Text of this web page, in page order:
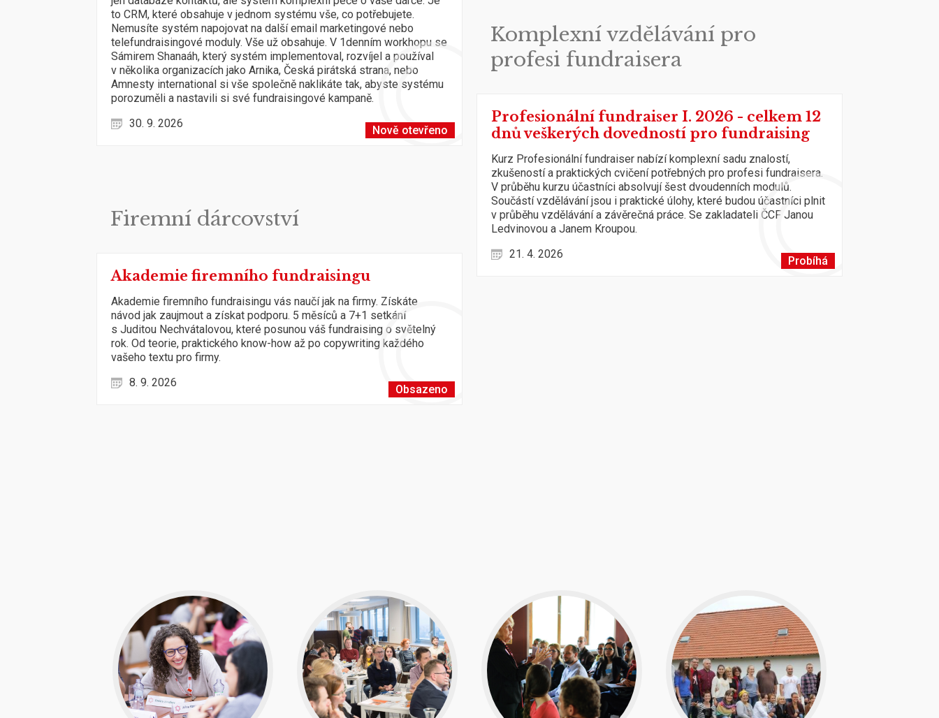
to CRM, které obsahuje v jednom systému vše, co potřebujete.
Nemusíte systém napojovat na další email marketingové nebo
telefundraisingové moduly. Vše už obsahuje. V 1denním workhopu se
Sámirem Shanaáh, který systém implementoval, rozvíjel a používal
v několika organizacích jako Arnika, Česká pirátská strana, nebo
Amnesty international si vše společně naklikáte tak, abyste systému
porozuměli a nastavili si své fundraisingové kampaně.
30. 9. 2026
Nově otevřeno
Komplexní vzdělávání pro
profesi fundraisera
Profesionální fundraiser I. 2026 - celkem 12
dnů veškerých dovedností pro fundraising
Kurz Profesionální fundraiser nabízí komplexní sadu znalostí,
zkušeností a praktických cvičení potřebných pro profesi fundraisera.
V průběhu kurzu účastníci absolvují šest dvoudenních modulů.
Součástí vzdělávání jsou i praktické úlohy, které budou účastníci plnit
v průběhu vzdělávání a závěrečná práce. Se zakladateli ČCF Janou
Ledvinovou a Janem Kroupou.
21. 4. 2026
Probíhá
Firemní dárcovství
Akademie firemního fundraisingu
Akademie firemního fundraisingu vás naučí jak na firmy. Získáte
návod jak zaujmout a získat podporu. 5 měsíců a 7+1 setkání
s Juditou Nechvátalovou, které posunou váš fundraising o světelný
rok. Od teorie, praktického know-how až po copywriting každého
vašeho textu pro firmy.
8. 9. 2026
Obsazeno